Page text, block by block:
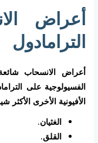
أعراض
الترامادول
أعراض الانسحاب
الفسيولوجية على
الأفيونية الأخرى
الغثيان.
القلق.